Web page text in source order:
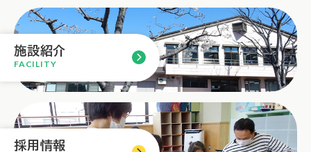
施設紹介
FACILITY
採用情報